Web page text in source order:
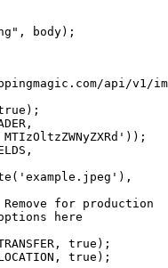
body);
api/v1/
true);
for production
here
true);
true);